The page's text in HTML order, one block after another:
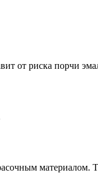
от риска порчи
материалом.